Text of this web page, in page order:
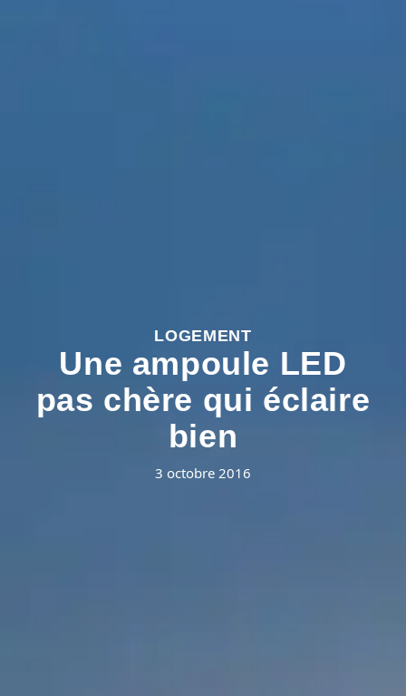
LOGEMENT
Une ampoule LED
pas chère qui éclaire
bien
3 octobre 2016